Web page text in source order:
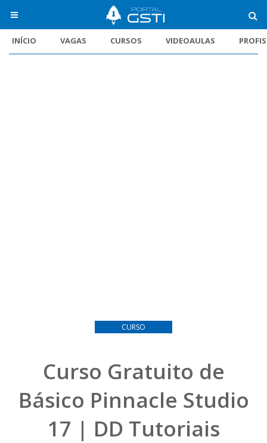
INÍCIO VAGAS CURSOS VIDEOAULAS
CURSO
Curso Gratuito de
Básico Pinnacle Studio
17 | DD Tutoriais